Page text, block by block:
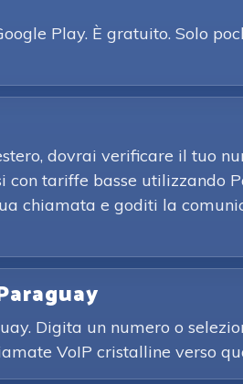
Play. È gratuito. Solo
dovrai verificare il tuo
tariffe basse utilizzando
chiamata e goditi la
Digita un numero o
VoIP cristalline verso